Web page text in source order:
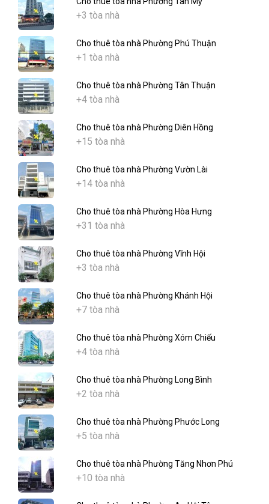
+3 tòa nhà
Cho thuê tòa nhà Phường Phú Thuận
+1 tòa nhà
Cho thuê tòa nhà Phường Tân Thuận
+4 tòa nhà
Cho thuê tòa nhà Phường Diên Hồng
+15 tòa nhà
Cho thuê tòa nhà Phường Vườn Lài
+14 tòa nhà
Cho thuê tòa nhà Phường Hòa Hưng
+31 tòa nhà
Cho thuê tòa nhà Phường Vĩnh Hội
+3 tòa nhà
Cho thuê tòa nhà Phường Khánh Hội
+7 tòa nhà
Cho thuê tòa nhà Phường Xóm Chiếu
+4 tòa nhà
Cho thuê tòa nhà Phường Long Bình
+2 tòa nhà
Cho thuê tòa nhà Phường Phước Long
+5 tòa nhà
Cho thuê tòa nhà Phường Tăng Nhơn Phú
+10 tòa nhà